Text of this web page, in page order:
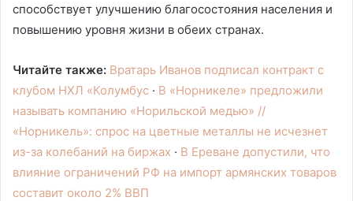
способствует улучшению благосостояния населения и
повышению уровня жизни в обеих странах.
Читайте также: Вратарь Иванов подписал контракт с
клубом НХЛ «Колумбус · В «Норникеле» предложили
называть компанию «Норильской медью» //
«Норникель»: спрос на цветные металлы не исчезнет
из-за колебаний на биржах · В Ереване допустили, что
влияние ограничений РФ на импорт армянских товаров
составит около 2% ВВП